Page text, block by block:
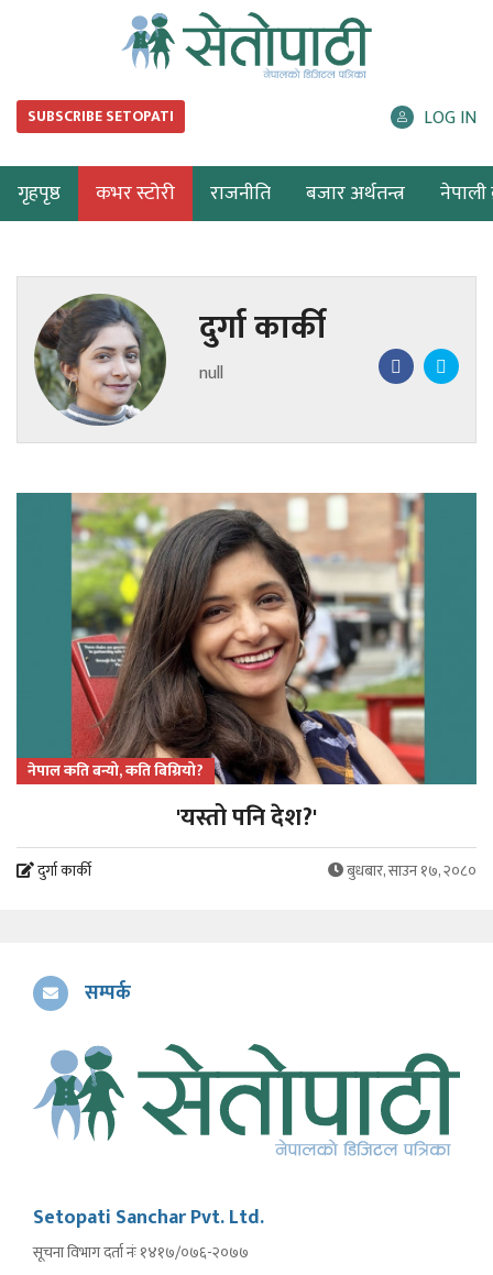
SUBSCRIBE SETOPATI LOG IN
गृहपृष्ठ कभर स्टोरी राजनीति बजार अर्थतन्त्र नेपाली
दुर्गा कार्की
null
नेपाल कति बन्यो, कति बिग्रियो?
'यस्तो पनि देश?'
दुर्गा कार्की बुधबार, साउन १७, २०८०
सम्पर्क
Setopati Sanchar Pvt. Ltd.
सूचना विभाग दर्ता नंः १४१७/०७६-२०७७